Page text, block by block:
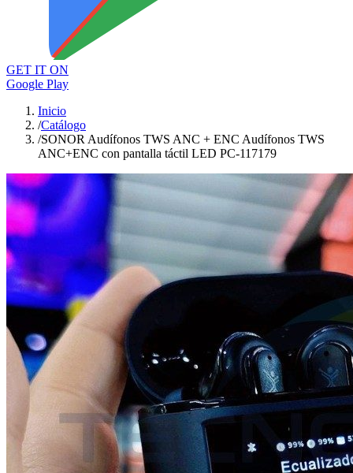
GET IT ON
Google Play
Inicio
/Catálogo
/SONOR Audífonos TWS ANC + ENC Audífonos TWS
ANC+ENC con pantalla táctil LED PC-117179